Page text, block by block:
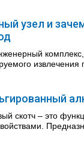
узел и
скотч – это